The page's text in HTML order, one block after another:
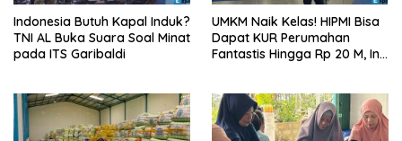
Indonesia Butuh Kapal Induk?
TNI AL Buka Suara Soal Minat
pada ITS Garibaldi
UMKM Naik Kelas! HIPMI Bisa
Dapat KUR Perumahan
Fantastis Hingga Rp 20 M, Ini